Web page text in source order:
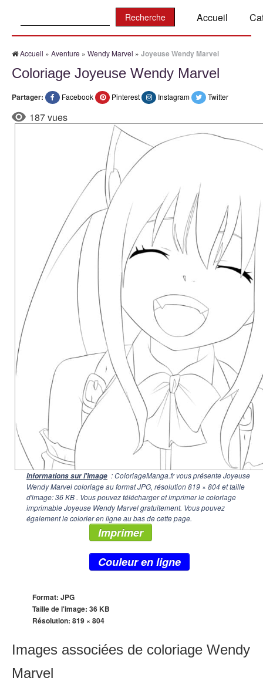
Accueil
Accueil » Aventure » Wendy Marvel » Joyeuse Wendy Marvel
Coloriage Joyeuse Wendy Marvel
Partager: Facebook Pinterest Instagram Twitter
187 vues
Informations sur l'image : ColoriageManga.fr vous présente Joyeuse
Wendy Marvel coloriage au format JPG, résolution819 × 804et taille
d'image: 36 KB . Vous pouvez télécharger et imprimer le coloriage
imprimable Joyeuse Wendy Marvel gratuitement. Vous pouvez
également le colorier en ligne au bas de cette page.
Imprimer
Couleur en ligne
Format: JPG
Taille de l'image: 36 KB
Résolution: 819 × 804
Images associées de coloriage Wendy
Marvel